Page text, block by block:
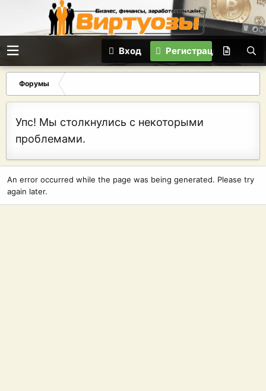
Вход Регистрация
Форумы
Упс! Мы столкнулись с некоторыми
проблемами.
An error occurred while the page was being generated. Please try
again later.